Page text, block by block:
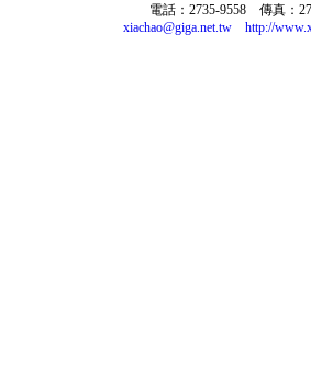
電話：2735-9558 傳真：
xiachao@giga.net.tw
http://